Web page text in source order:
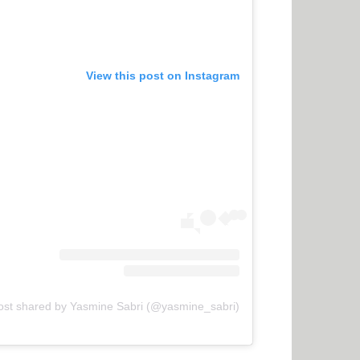
View this post on Instagram
shared by Yasmine Sabri (@yasmine_sabri)